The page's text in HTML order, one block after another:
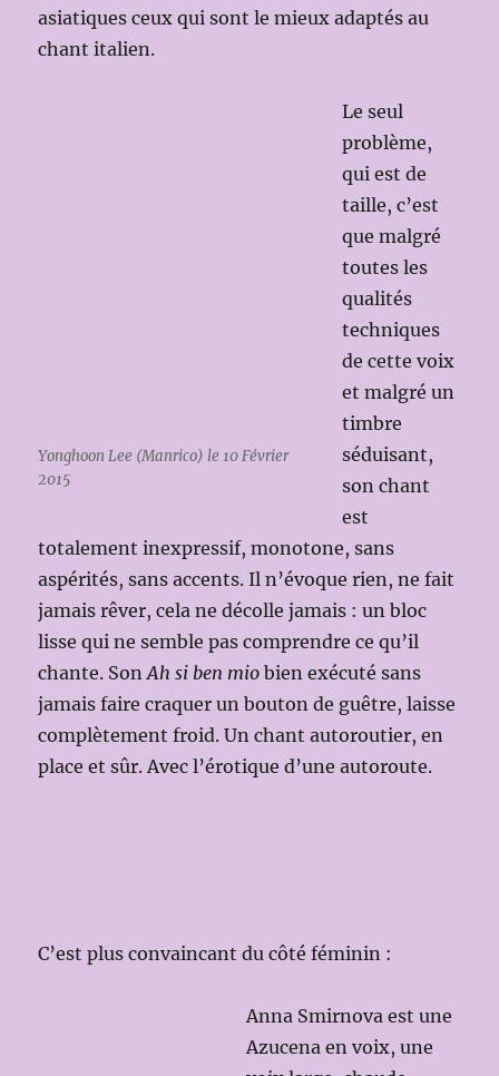
asiatiques ceux qui sont le mieux adaptés au
chant italien.
Yonghoon Lee (Manrico) le 10 Février
2015
Le seul
problème,
qui est de
taille, c’est
que malgré
toutes les
qualités
techniques
de cette voix
et malgré un
timbre
séduisant,
son chant
est
totalement inexpressif, monotone, sans
aspérités, sans accents. Il n’évoque rien, ne fait
jamais rêver, cela ne décolle jamais : un bloc
lisse qui ne semble pas comprendre ce qu’il
chante. SonAh si ben mio bien exécuté sans
jamais faire craquer un bouton de guêtre, laisse
complètement froid. Un chant autoroutier, en
place et sûr. Avec l’érotique d’une autoroute.
C’est plus convaincant du côté féminin :
Anna Smirnova est une
Azucena en voix, une